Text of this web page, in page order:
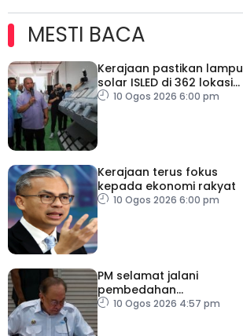
MESTI BACA
Kerajaan pastikan lampu
solar ISLED di 362 lokasi
berkualiti, selamat
10 Ogos 2026 6:00 pm
Kerajaan terus fokus
kepada ekonomi rakyat
10 Ogos 2026 6:00 pm
PM selamat jalani
pembedahan
laparoskopi rawat hernia
10 Ogos 2026 4:57 pm